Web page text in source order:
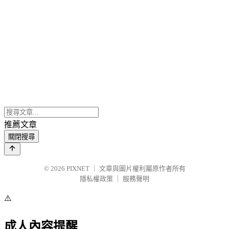
推薦文章
關閉搜尋
© 2026 PIXNET
文章與圖片權利屬原作者所有
隱私權政策
服務聲明
⚠️